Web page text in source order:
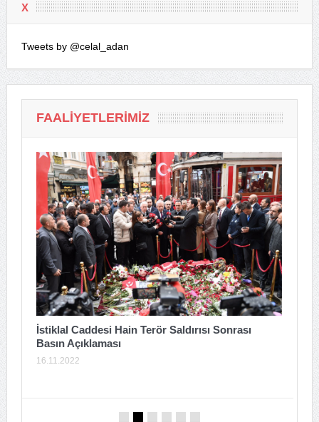
X
Tweets by @celal_adan
FAALIYETLERIMIZ
İstiklal Caddesi Hain Terör Saldırısı Sonrası
Basın Açıklaması
16.11.2022